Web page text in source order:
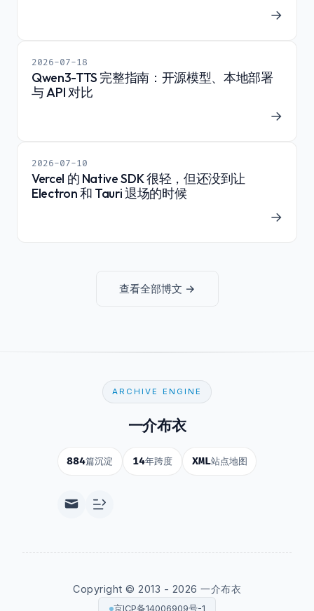
→
2026-07-18
Qwen3-TTS 完整指南：开源模型、本地部署
与 API 对比
→
2026-07-10
Vercel 的 Native SDK 很轻，但还没到让
Electron 和 Tauri 退场的时候
→
查看全部博文 →
ARCHIVE ENGINE
一介布衣
884篇沉淀 14年跨度 XML站点地图
Copyright © 2013 - 2026 一介布衣
京ICP备14006909号-1